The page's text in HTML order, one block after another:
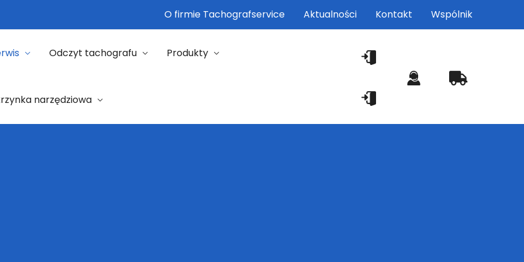
O firmie Tachografservice Aktualności Kontakt Wspólnik
Odczyt tachografu Produkty
narzędziowa